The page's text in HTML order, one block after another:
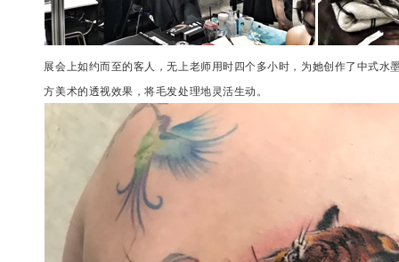
展会上如约而至的客人，无上老师用时四个多小时，为她创作了中式水
方美术的透视效果，将毛发处理地灵活生动。